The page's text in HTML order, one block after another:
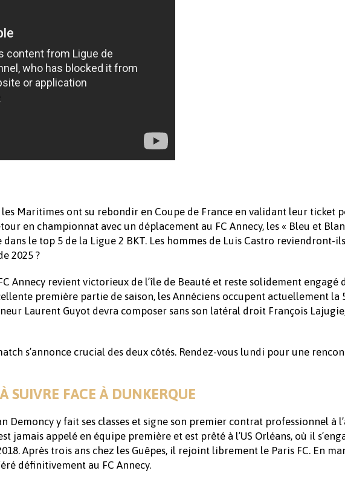
Maritimes ont su rebondir en Coupe de France en validant leur ticket
en championnat avec un déplacement au FC Annecy, les « Bleu et
le top 5 de la Ligue 2 BKT. Les hommes de Luis Castro reviendront-
2025 ?
Annecy revient victorieux de l’île de Beauté et reste solidement engagé
première partie de saison, les Annéciens occupent actuellement la
Laurent Guyot devra composer sans son latéral droit François
s’annonce crucial des deux côtés. Rendez-vous lundi pour une
SUIVRE FACE À DUNKERQUE
Demoncy y fait ses classes et signe son premier contrat professionnel à
jamais appelé en équipe première et est prêté à l’US Orléans, où il
Après trois ans chez les Guêpes, il rejoint librement le Paris FC. En
définitivement au FC Annecy.